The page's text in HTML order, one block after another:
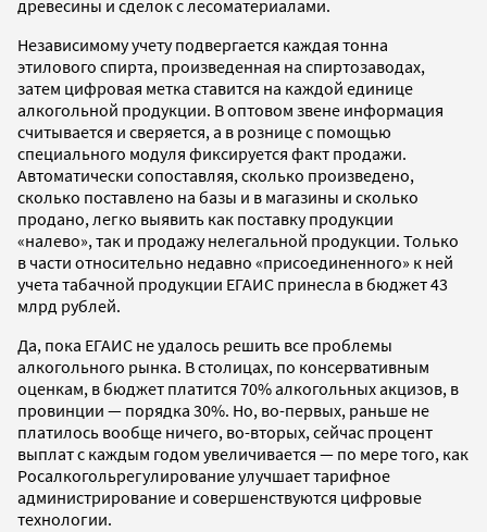
древесины и сделок с лесоматериалами.
Независимому учету подвергается каждая тонна
этилового спирта, произведенная на спиртозаводах,
затем цифровая метка ставится на каждой единице
алкогольной продукции. В оптовом звене информация
считывается и сверяется, а в рознице с помощью
специального модуля фиксируется факт продажи.
Автоматически сопоставляя, сколько произведено,
сколько поставлено на базы и в магазины и сколько
продано, легко выявить как поставку продукции
«налево», так и продажу нелегальной продукции. Только
в части относительно недавно «присоединенного» к ней
учета табачной продукции ЕГАИС принесла в бюджет 43
млрд рублей.
Да, пока ЕГАИС не удалось решить все проблемы
алкогольного рынка. В столицах, по консервативным
оценкам, в бюджет платится 70% алкогольных акцизов, в
провинции — порядка 30%. Но, во-первых, раньше не
платилось вообще ничего, во-вторых, сейчас процент
выплат с каждым годом увеличивается — по мере того, как
Росалкогольрегулирование улучшает тарифное
администрирование и совершенствуются цифровые
технологии.